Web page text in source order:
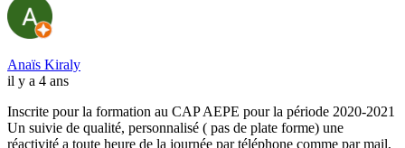
Anaïs Kiraly
il y a 4 ans
Inscrite pour la formation au CAP AEPE pour la période 2020-2021
Un suivie de qualité, personnalisé ( pas de plate forme) une
réactivité a toute heure de la journée par téléphone comme par mail,